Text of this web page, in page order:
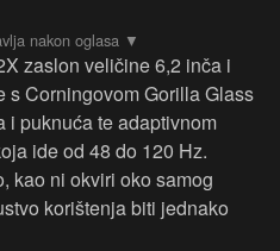
zaslon veličine 6,2 inča i
s Corningovom Gorilla Glass
i puknuća te adaptivnom
ide od 48 do 120 Hz.
kao ni okviri oko samog
korištenja biti jednako